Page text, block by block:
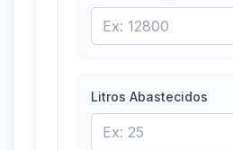
Litros Abastecidos